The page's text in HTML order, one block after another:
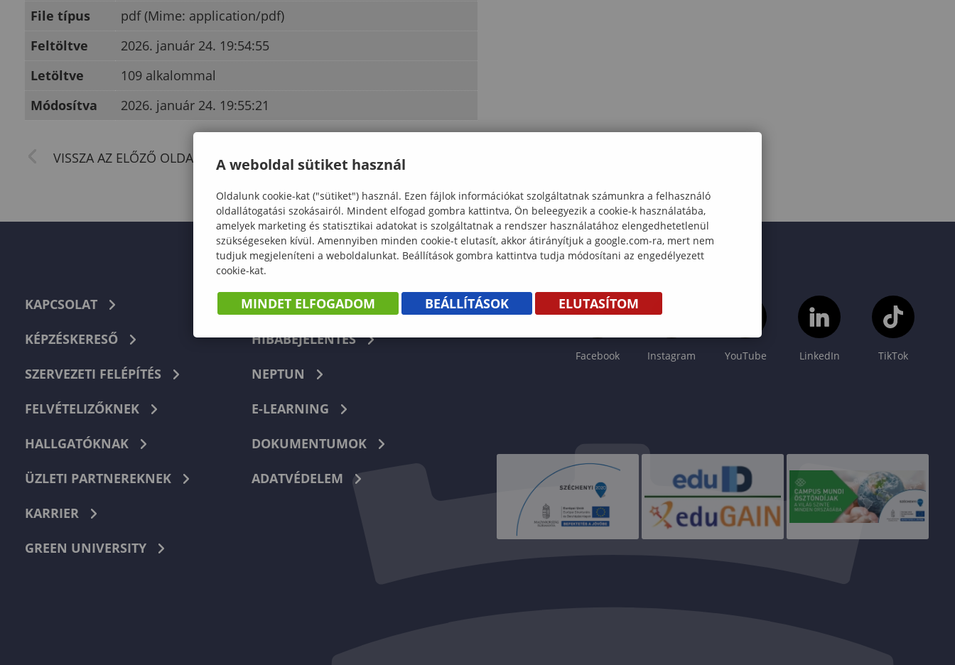
File típus
pdf (Mime: application/pdf)
Feltöltve
2026. január 24. 19:54:55
Letöltve
109 alkalommal
Módosítva
2026. január 24. 19:55:21
KAPCSOLAT
KÉPZÉSKERESŐ
SZERVEZETI FELÉPÍTÉS
FELVÉTELIZŐKNEK
HALLGATÓKNAK
ÜZLETI PARTNEREKNEK
KARRIER
GREEN UNIVERSITY
TELEFONKÖNYV
HIBABEJELENTÉS
NEPTUN
E-LEARNING
DOKUMENTUMOK
ADATVÉDELEM
Facebook Instagram YouTube LinkedIn TikTok
A weboldal sütiket használ
Oldalunk cookie-kat ("sütiket") használ. Ezen fájlok információkat szolgáltatnak számunkra a felhasználó
oldallátogatási szokásairól. Mindent elfogad gombra kattintva, Ön beleegyezik a cookie-k használatába,
amelyek marketing és statisztikai adatokat is szolgáltatnak a rendszer használatához elengedhetetlenül
szükségeseken kívül. Amennyiben minden cookie-t elutasít, akkor átirányítjuk a google.com-ra, mert nem
tudjuk megjeleníteni a weboldalunkat. Beállítások gombra kattintva tudja módosítani az engedélyezett
cookie-kat.
MINDET ELFOGADOM BEÁLLÍTÁSOK ELUTASÍTOM